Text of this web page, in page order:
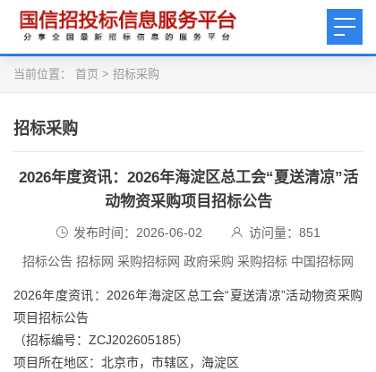
当前位置： 首页 > 招标采购
招标采购
2026年度资讯：2026年海淀区总工会“夏送清凉”活
动物资采购项目招标公告
发布时间：2026-06-02 访问量： 851
招标公告 招标网 采购招标网 政府采购 采购招标 中国招标网
2026年度资讯：2026年海淀区总工会“夏送清凉”活动物资采购
项目招标公告
（招标编号：ZCJ202605185）
项目所在地区：北京市，市辖区，海淀区